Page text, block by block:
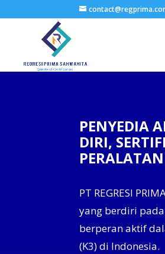
PENYEDIA
DIRI,
PERALATAN
PT REGRESI
yang berdiri
berperan aktif
(K3) di Indonesia.